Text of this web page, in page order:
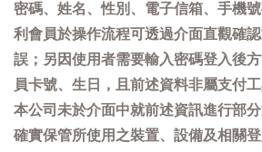
密碼、姓名、性別、電子信箱、手機
利會員於操作流程可透過介面直觀確
誤；另因使用者需要輸入密碼登入後
員卡號、生日，且前述資料非屬支付
本公司未於介面中就前述資訊進行部
確實保管所使用之裝置、設備及相關